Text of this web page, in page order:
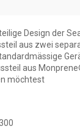
Design der
aus zwei
aus
möchtest